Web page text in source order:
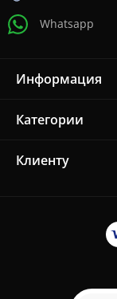
Whatsapp
Информация
Категории
Клиенту